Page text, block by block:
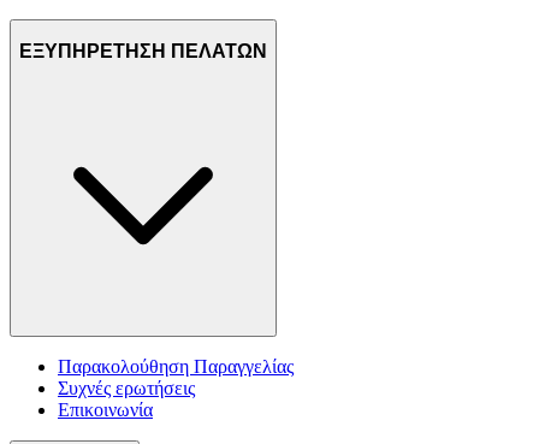
ΕΞΥΠΗΡΕΤΗΣΗ ΠΕΛΑΤΩΝ
Παρακολούθηση Παραγγελίας
Συχνές ερωτήσεις
Επικοινωνία